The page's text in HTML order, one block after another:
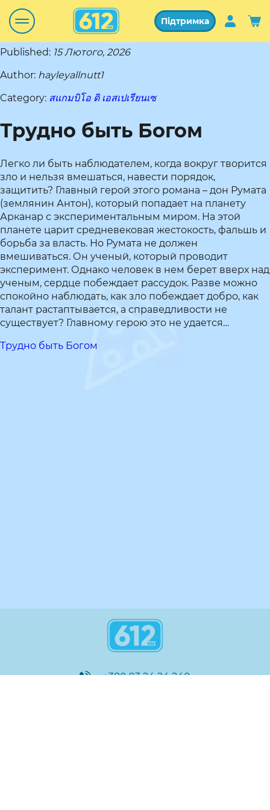
Підтримка
Published: 15 Лютого, 2026
Author: hayleyallnutt1
Category: สแกมบิโอ ดิ เอสเปเรียนเซ
Трудно быть Богом
Легко ли быть наблюдателем, когда вокруг творится
зло и нельзя вмешаться, навести порядок,
защитить? Главный герой этого романа – дон Румата
(землянин Антон), который попадает на планету
Арканар с экспериментальным миром. На этой
планете царит средневековая жестокость, фальшь и
борьба за власть. Но Румата не должен
вмешиваться. Он ученый, который проводит
эксперимент. Однако человек в нем берет вверх над
ученым, сердце побеждает рассудок. Разве можно
спокойно наблюдать, как зло побеждает добро, как
талант растаптывается, а справедливости не
существует? Главному герою это не удается…
Трудно быть Богом
+380 93 24 24 240